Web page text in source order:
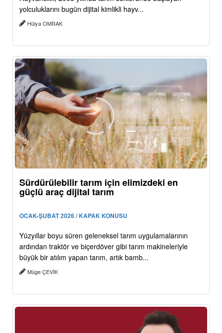
yolculuklarını bugün dijital kimlikli hayv...
Hülya OMRAK
Sürdürülebilir tarım için elimizdeki en
güçlü araç dijital tarım
OCAK-ŞUBAT 2026 / KAPAK KONUSU
Yüzyıllar boyu süren geleneksel tarım uygulamalarının
ardından traktör ve biçerdöver gibi tarım makineleriyle
büyük bir atılım yapan tarım, artık bamb...
Müge ÇEVİK